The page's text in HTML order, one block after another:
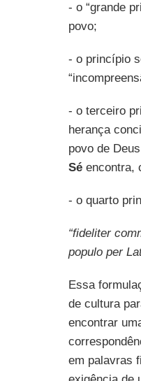
- o “grande
povo;
- o princípio
- o terceiro
herança
povo de
Séencontra,
- o quarto
“fideliter
populo per
Essa
de cultura
encontrar
em palavras